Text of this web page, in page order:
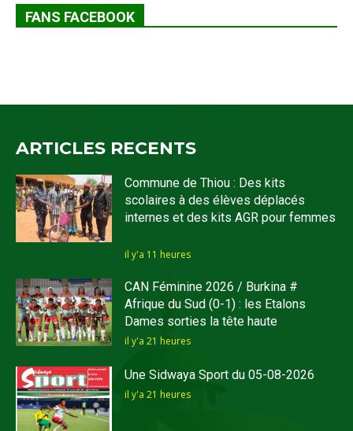
FANS FACEBOOK
ARTICLES RECENTS
Commune de Thiou : Des kits
scolaires à des élèves déplacés
internes et des kits AGR pour femmes
il y'a 11 heures
CAN Féminine 2026 / Burkina #
Afrique du Sud (0-1) : les Etalons
Dames sorties la tête haute
il y'a 21 heures
Une Sidwaya Sport du 05-08-2026
il y'a 21 heures